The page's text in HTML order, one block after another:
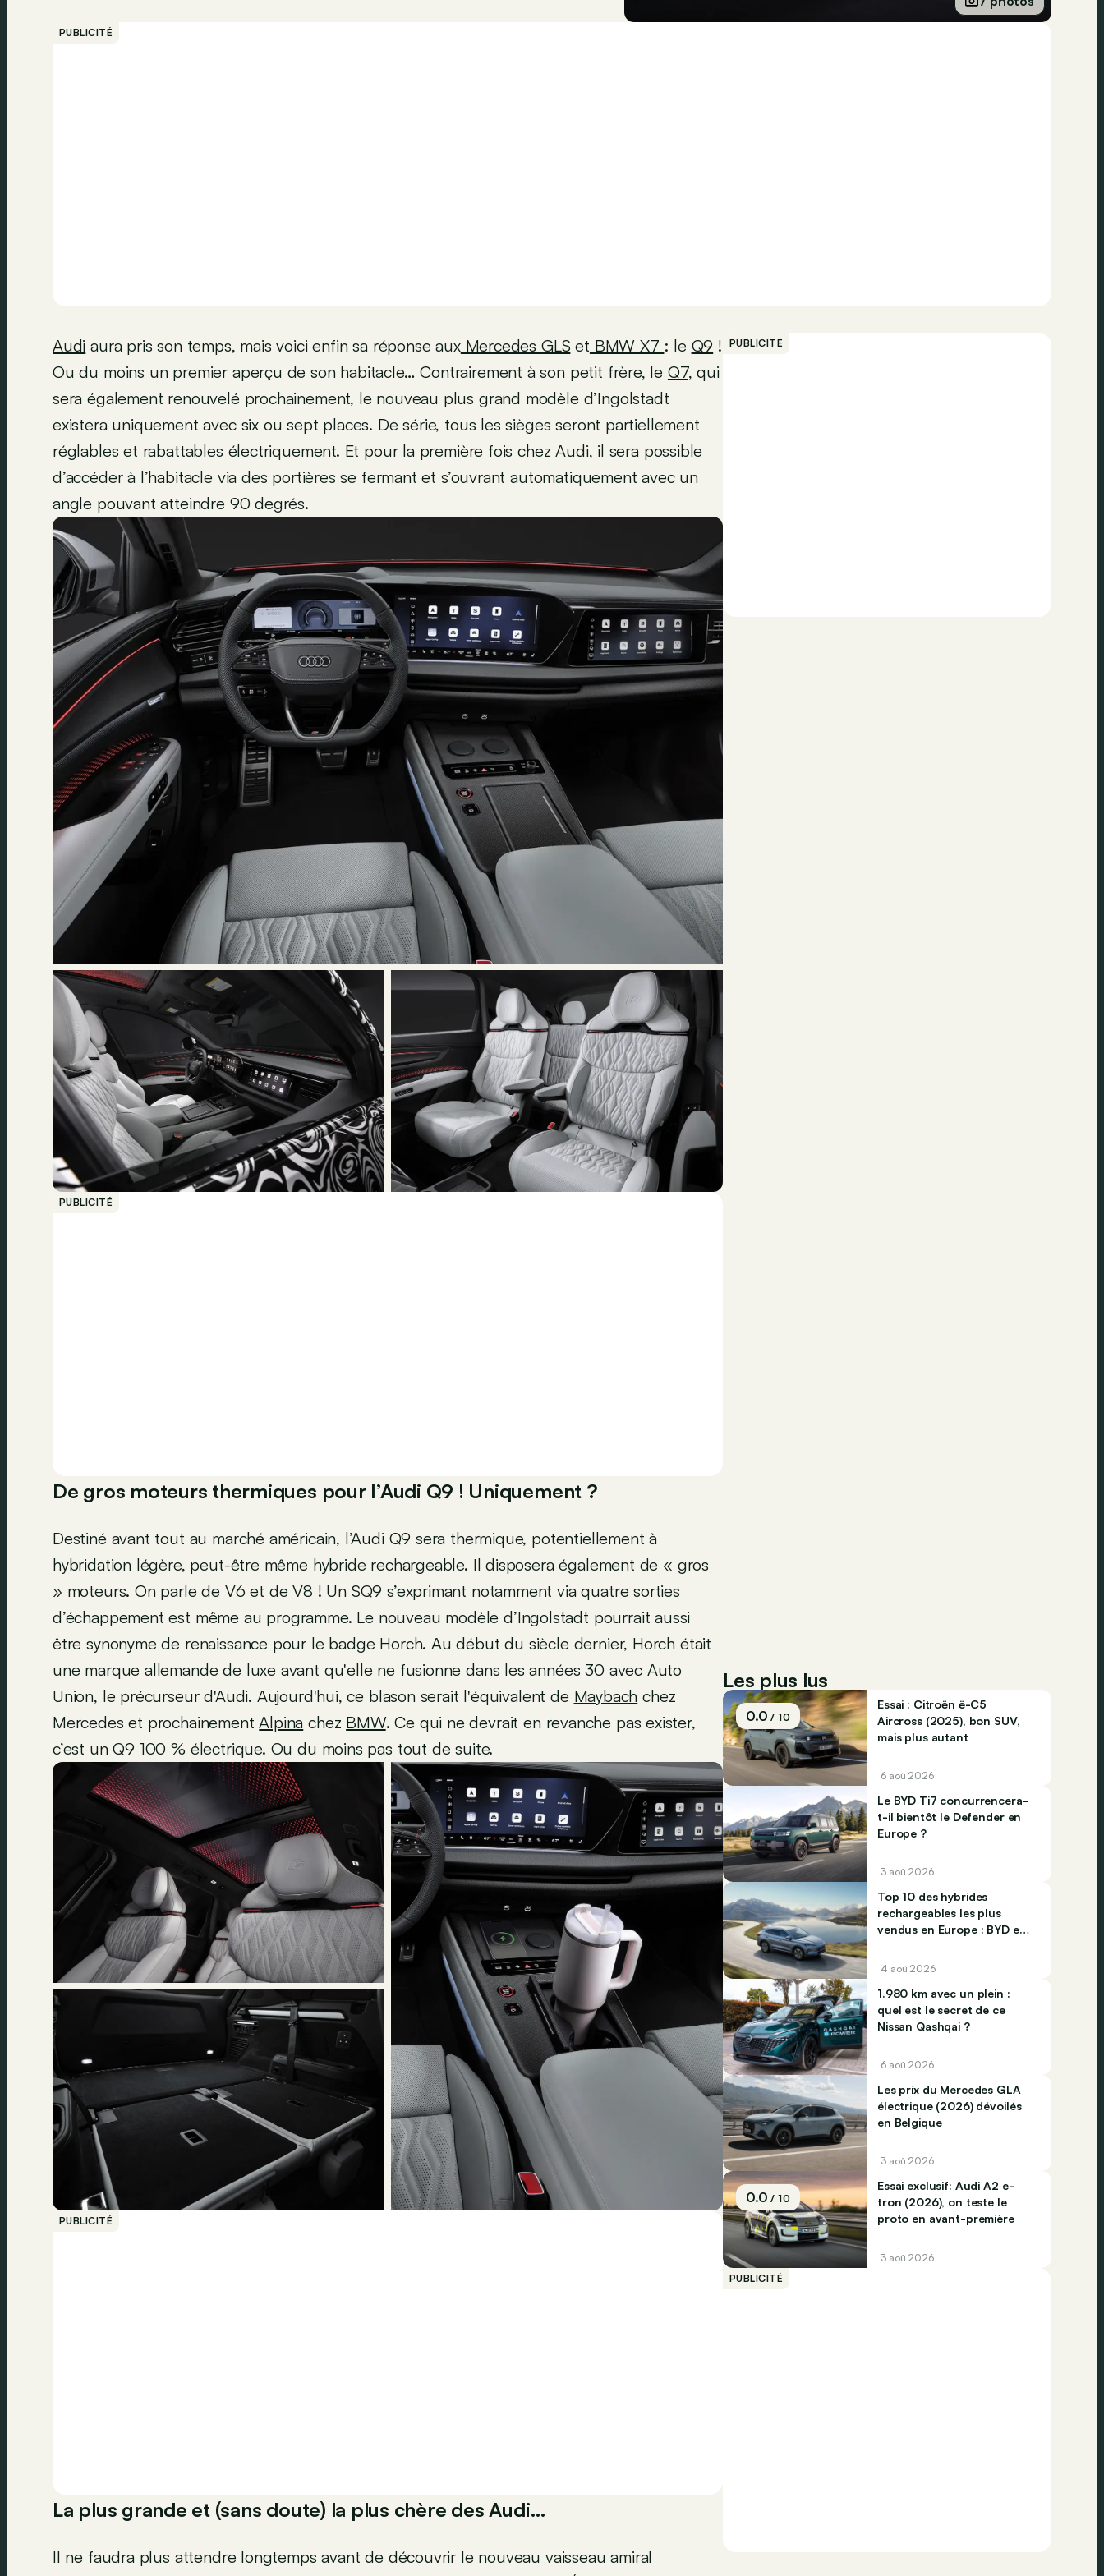
PUBLICITÉ
Audi aura pris son temps, mais voici enfin sa réponse auxMercedes GLS et BMW X7 : le Q9 !
Ou du moins un premier aperçu de son habitacle… Contrairement à son petit frère, le Q7, qui
sera également renouvelé prochainement, le nouveau plus grand modèle d’Ingolstadt
existera uniquement avec six ou sept places. De série, tous les sièges seront partiellement
réglables et rabattables électriquement. Et pour la première fois chez Audi, il sera possible
d’accéder à l’habitacle via des portières se fermant et s’ouvrant automatiquement avec un
angle pouvant atteindre 90 degrés.
PUBLICITÉ
De gros moteurs thermiques pour l’Audi Q9 ! Uniquement ?
Destiné avant tout au marché américain, l’Audi Q9 sera thermique, potentiellement à
hybridation légère, peut-être même hybride rechargeable. Il disposera également de « gros
» moteurs. On parle de V6 et de V8 ! Un SQ9 s’exprimant notamment via quatre sorties
d’échappement est même au programme. Le nouveau modèle d’Ingolstadt pourrait aussi
être synonyme de renaissance pour le badge Horch. Au début du siècle dernier, Horch était
une marque allemande de luxe avant qu'elle ne fusionne dans les années 30 avec Auto
Union, le précurseur d'Audi. Aujourd'hui, ce blason serait l'équivalent de Maybach chez
Mercedes et prochainementAlpina chez BMW. Ce qui ne devrait en revanche pas exister,
c’est un Q9 100 % électrique. Ou du moins pas tout de suite.
PUBLICITÉ
La plus grande et (sans doute) la plus chère des Audi…
Il ne faudra plus attendre longtemps avant de découvrir le nouveau vaisseau amiral
PUBLICITÉ
Les plus lus
0.0/ 10
Essai : Citroën ë-C5
Aircross (2025), bon SUV,
mais plus autant
6 aoû 2026
Le BYD Ti7 concurrencera-
t-il bientôt le Defender en
Europe ?
3 aoû 2026
Top 10 des hybrides
rechargeables les plus
vendus en Europe : BYD et
4 aoû 2026
1.980 km avec un plein :
quel est le secret de ce
Nissan Qashqai ?
6 aoû 2026
Les prix du Mercedes GLA
électrique (2026) dévoilés
en Belgique
3 aoû 2026
0.0/ 10
Essai exclusif: Audi A2 e-
tron (2026), on teste le
proto en avant-première
3 aoû 2026
PUBLICITÉ